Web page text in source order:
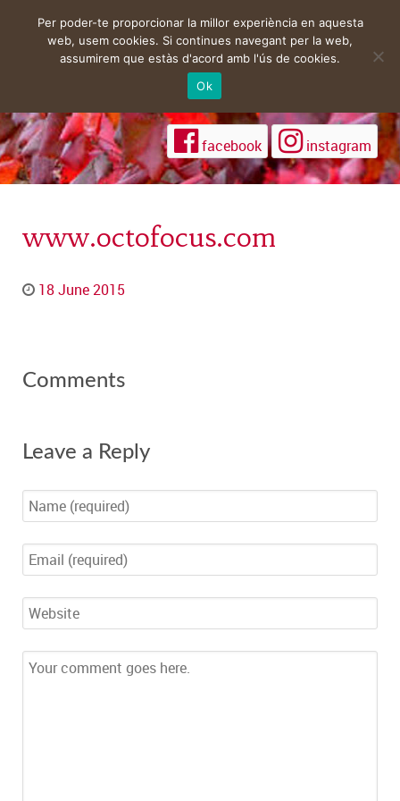
facebook instagram
www.octofocus.com
18 June 2015
Comments
Leave a Reply
Per poder-te proporcionar la millor experiència en aquesta
web, usem cookies. Si continues navegant per la web,
assumirem que estàs d'acord amb l'ús de cookies.
Ok